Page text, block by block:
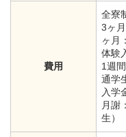
費用
全寮
3ヶ
ヶ月
体験
1週
通学
入学
月謝
生）